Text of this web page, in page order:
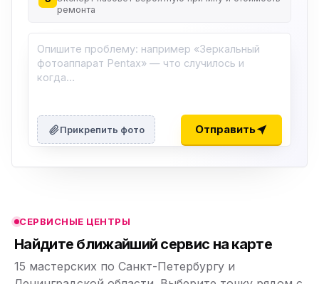
ремонта
Прикрепить фото Отправить
СЕРВИСНЫЕ ЦЕНТРЫ
Найдите ближайший сервис на карте
15 мастерских по Санкт-Петербургу и
ю